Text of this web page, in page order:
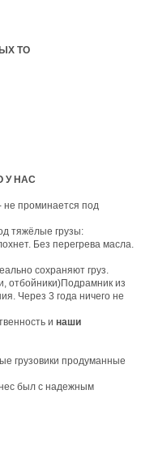
ТО
У НАС
не проминается под
тяжёлые грузы:
Без перегрева масла.
сохраняют груз.
отбойники)Подрамник из
Через 3 года ничего не
и наши
грузовики продуманные
был с надежным